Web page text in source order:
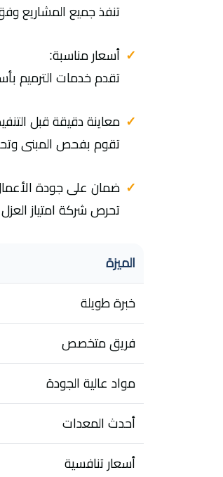
تنفذ جميع المشاريع
أسعار مناسبة:
تقدم خدمات الترميم
معاينة دقيقة قبل
تقوم بفحص المبنى
ضمان على جودة
تحرص شركة امتياز
الميزة
خبرة طويلة
فريق متخصص
مواد عالية الجودة
أحدث المعدات
أسعار تنافسية